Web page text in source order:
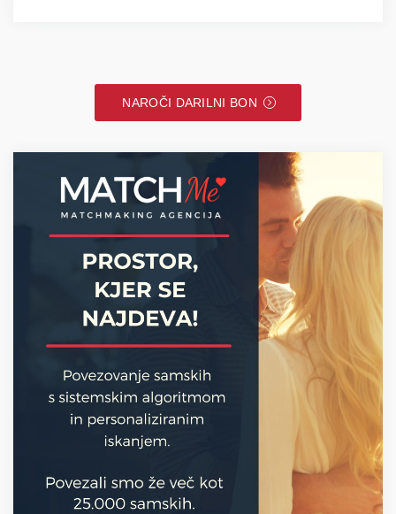
NAROČI DARILNI BON